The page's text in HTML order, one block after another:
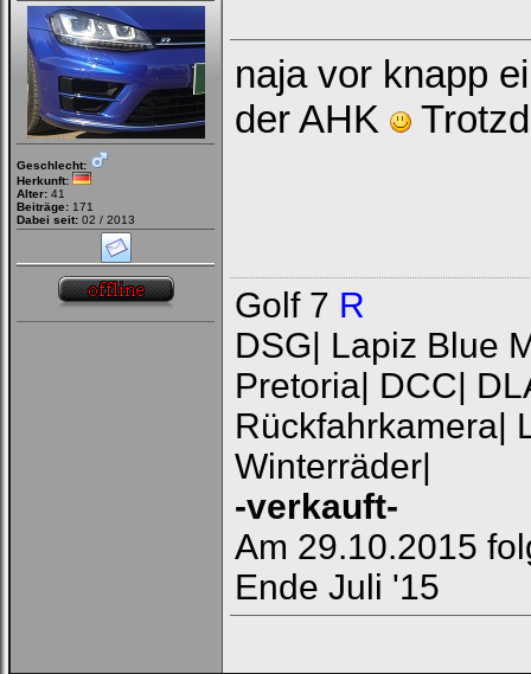
Geschlecht:
Herkunft:
Alter: 41
Beiträge: 171
Dabei seit: 02 / 2013
naja vor knapp
der AHK
Golf 7 R
DSG| Lapiz Blue
Pretoria| DCC|
Rückfahrkamera|
Winterräder|
-verkauft-
Am 29.10.2015
Ende Juli '15